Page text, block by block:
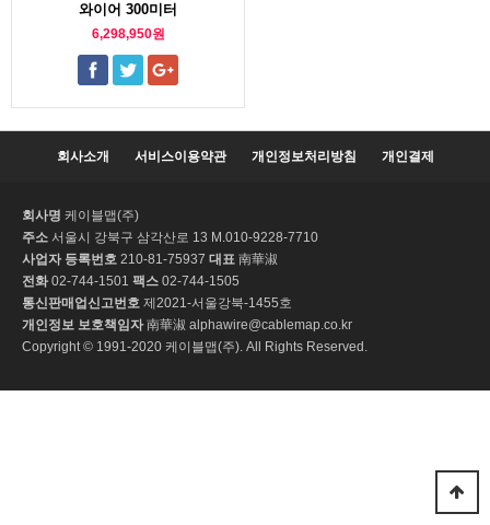
와이어 300미터
6,298,950원
회사소개 서비스이용약관 개인정보처리방침 개인결제
회사명 케이블맵(주)
주소 서울시 강북구 삼각산로 13 M.010-9228-7710
사업자 등록번호 210-81-75937 대표 南華淑
전화02-744-1501 팩스 02-744-1505
통신판매업신고번호 제2021-서울강북-1455호
개인정보 보호책임자南華淑 alphawire@cablemap.co.kr
Copyright © 1991-2020 케이블맵(주). All Rights Reserved.